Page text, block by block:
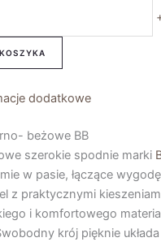
dodatkowe
beżowe BB
szerokie spodnie marki
w pasie, łączące
z praktycznymi
i komfortowego
krój pięknie